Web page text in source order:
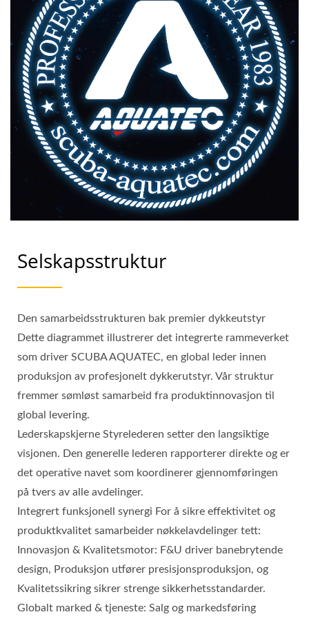
Selskapsstruktur
Den samarbeidsstrukturen bak premier dykkeutstyr
Dette diagrammet illustrerer det integrerte rammeverket
som driver SCUBA AQUATEC, en global leder innen
produksjon av profesjonelt dykkerutstyr. Vår struktur
fremmer sømløst samarbeid fra produktinnovasjon til
global levering.
Lederskapskjerne Styrelederen setter den langsiktige
visjonen. Den generelle lederen rapporterer direkte og er
det operative navet som koordinerer gjennomføringen
på tvers av alle avdelinger.
Integrert funksjonell synergi For å sikre effektivitet og
produktkvalitet samarbeider nøkkelavdelinger tett:
Innovasjon & Kvalitetsmotor: F&U driver banebrytende
design, Produksjon utfører presisjonsproduksjon, og
Kvalitetssikring sikrer strenge sikkerhetsstandarder.
Globalt marked & tjeneste: Salg og markedsføring